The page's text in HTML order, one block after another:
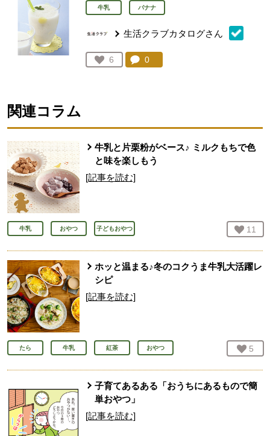
牛乳 バナナ
生活クラブカタログさん
お気に入り登録：
6
人が登録
コメント：
0
関連コラム
牛乳と片栗粉がベース♪ ミルクもちで色
と味を楽しもう
[記事を読む]
牛乳 おやつ 子どもおやつ お気
11
ホッと温まる♪冬のコクうま牛乳大活躍レ
シピ
[記事を読む]
たら 牛乳 紅茶 おやつ お気
5
子育てあるある「おうちにあるもので簡
単おやつ」
[記事を読む]